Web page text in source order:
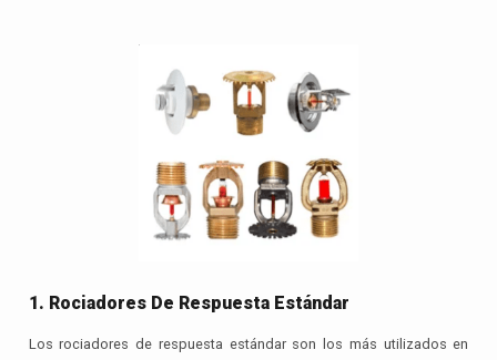
1. Rociadores De Respuesta Estándar
Los rociadores de respuesta estándar son los más utilizados en